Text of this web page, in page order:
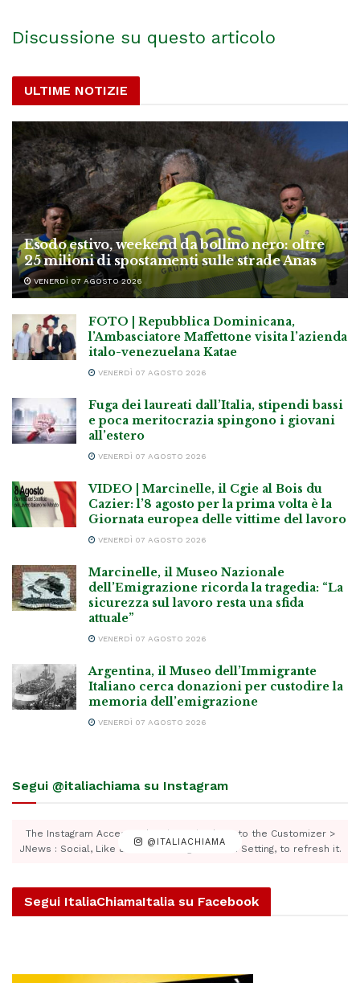
Discussione su questo articolo
ULTIME NOTIZIE
Esodo estivo, weekend da bollino nero: oltre
25 milioni di spostamenti sulle strade Anas
VENERDÌ 07 AGOSTO 2026
FOTO | Repubblica Dominicana,
l’Ambasciatore Maffettone visita l’azienda
italo-venezuelana Katae
VENERDÌ 07 AGOSTO 2026
Fuga dei laureati dall’Italia, stipendi bassi
e poca meritocrazia spingono i giovani
all’estero
VENERDÌ 07 AGOSTO 2026
VIDEO | Marcinelle, il Cgie al Bois du
Cazier: l’8 agosto per la prima volta è la
Giornata europea delle vittime del lavoro
VENERDÌ 07 AGOSTO 2026
Marcinelle, il Museo Nazionale
dell’Emigrazione ricorda la tragedia: “La
sicurezza sul lavoro resta una sfida
attuale”
VENERDÌ 07 AGOSTO 2026
Argentina, il Museo dell’Immigrante
Italiano cerca donazioni per custodire la
memoria dell’emigrazione
VENERDÌ 07 AGOSTO 2026
Segui @italiachiama su Instagram
@ITALIACHIAMA
The Instagram Access Token is expired, Go to the Customizer >
JNews : Social, Like & View > Instagram Feed Setting, to refresh it.
Segui ItaliaChiamaItalia su Facebook